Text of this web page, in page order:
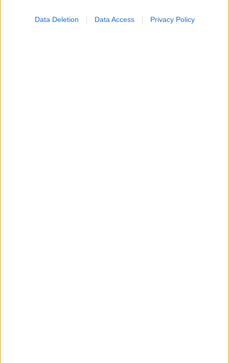
Data Deletion Data Access Privacy Policy
Konyhai alapanyagok